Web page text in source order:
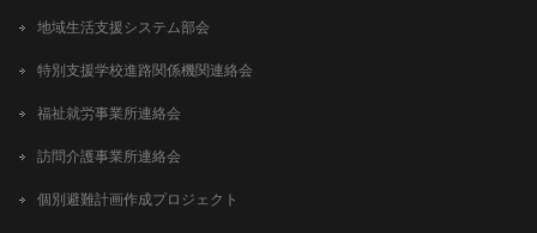
地域生活支援システム部会
特別支援学校進路関係機関連絡会
福祉就労事業所連絡会
訪問介護事業所連絡会
個別避難計画作成プロジェクト